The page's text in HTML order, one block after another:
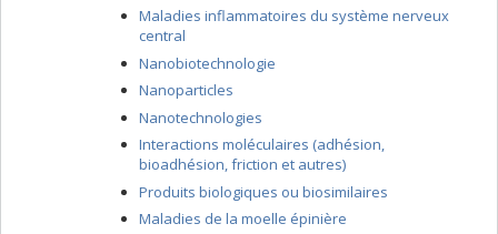
Maladies inflammatoires du système nerveux
central
Nanobiotechnologie
Nanoparticles
Nanotechnologies
Interactions moléculaires (adhésion,
bioadhésion, friction et autres)
Produits biologiques ou biosimilaires
Maladies de la moelle épinière